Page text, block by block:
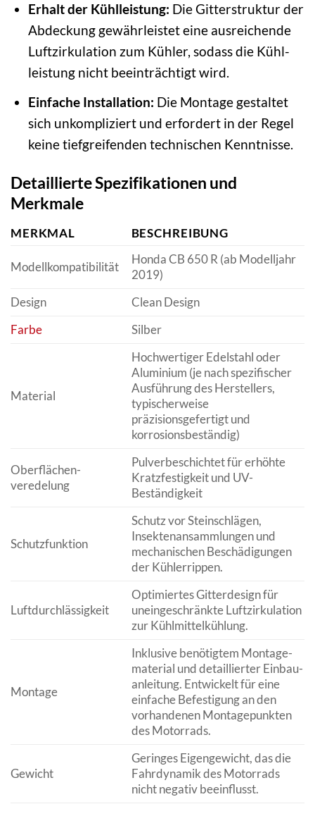
Erhalt der Kühl­leistung: Die Gitterstruktur der
Abdeckung gewährleistet eine ausreichende
Luftzirkulation zum Kühler, sodass die Kühl­
leistung nicht beeinträchtigt wird.
Einfache Installation: Die Montage gestaltet
sich unkompliziert und erfordert in der Regel
keine tiefgreifenden technischen Kenntnisse.
Detaillierte Spezifikationen und
Merkmale
MERKMAL BESCHREIBUNG
Modellkompatibilität
Honda CB 650 R (ab Modelljahr
2019)
Design
Clean Design
Farbe
Silber
Material
Hochwertiger Edelstahl oder
Aluminium (je nach spezifischer
Ausführung des Herstellers,
typischerweise
präzisionsgefertigt und
korrosionsbeständig)
Oberflächen­
veredelung
Pulverbeschichtet für erhöhte
Kratzfestigkeit und UV-
Beständigkeit
Schutzfunktion
Schutz vor Steinschlägen,
Insekten­ansammlungen und
mechanischen Beschädigungen
der Kühler­rippen.
Luft­durch­lässigkeit
Optimiertes Gitter­design für
unein­geschränkte Luft­zirkulation
zur Kühl­mittel­kühlung.
Montage
Inklusive benötigtem Montage­
material und detaillierter Einbau­
anleitung. Entwickelt für eine
einfache Befestigung an den
vorhandenen Montage­punkten
des Motorrads.
Gewicht
Geringes Eigengewicht, das die
Fahr­dynamik des Motorrads
nicht negativ beeinflusst.